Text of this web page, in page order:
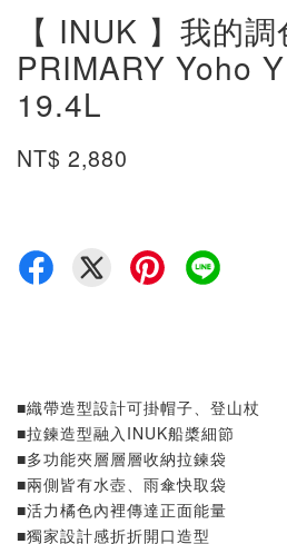
【 INUK 】我的
PRIMARY Yoho
19.4L
NT$ 2,880
■織帶造型設計可掛帽子、登山杖
■拉鍊造型融入INUK船槳細節
■多功能夾層層層收納拉鍊袋
■兩側皆有水壺、雨傘快取袋
■活力橘色內裡傳達正面能量
■獨家設計感折折開口造型